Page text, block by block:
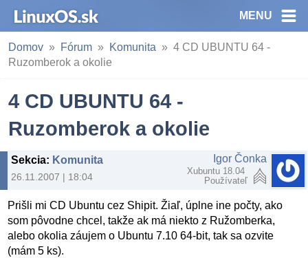
MENU
Domov Fórum Komunita
4 CD UBUNTU 64 -
Ruzomberok a okolie
4 CD UBUNTU 64 -
Ruzomberok a okolie
Sekcia: Komunita
26.11.2007 | 18:04
Igor Čonka
Xubuntu 18.04
Používateľ
Prišli mi CD Ubuntu cez Shipit. Žiaľ, úplne ine počty, ako
som pôvodne chcel, takže ak má niekto z Ružomberka,
alebo okolia záujem o Ubuntu 7.10 64-bit, tak sa ozvite
(mám 5 ks).